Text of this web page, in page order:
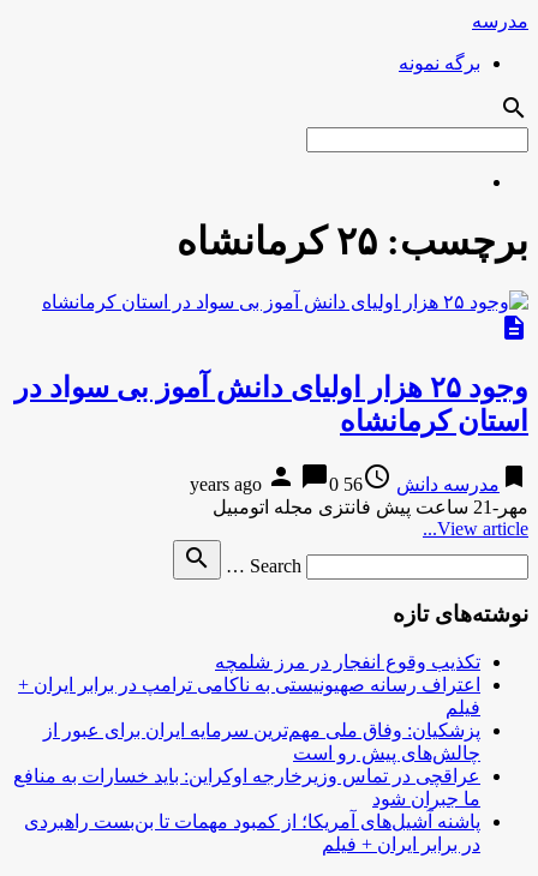
مدرسه
برگه نمونه
search
برچسب: ۲۵ کرمانشاه
description
وجود ۲۵ هزار اولیای دانش آموز بی سواد در
استان کرمانشاه
bookmark مدرسه دانش access_time
56 years ago
person chat_bubble0
مهر-21 ساعت پیش فانتزی مجله اتومبیل
View article...
Search …
search
نوشته‌های تازه
تکذیب وقوع انفجار در مرز شلمچه
اعتراف رسانه صهیونیستی به ناکامی ترامپ در برابر ایران +
فیلم
پزشکیان: وفاق ملی مهم‌ترین سرمایه ایران برای عبور از
چالش‌های پیش رو است
عراقچی در تماس وزیرخارجه اوکراین: باید خسارات به منافع
ما جبران شود
پاشنه آشیل‌های آمریکا؛ از کمبود مهمات تا بن‌بست راهبردی
در برابر ایران + فیلم